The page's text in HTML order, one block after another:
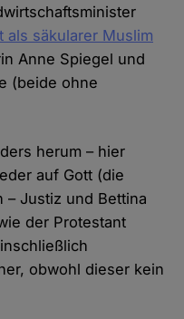
als säkularer Muslim
Anne Spiegel und
(beide ohne
herum – hier
auf Gott (die
– Justiz und Bettina
der Protestant
obwohl dieser kein